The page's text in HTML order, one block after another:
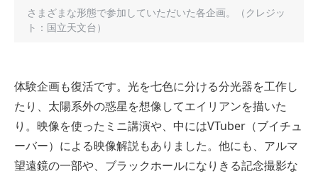
さまざまな形態で参加していただいた各企画。（クレジッ
ト：国立天文台）
体験企画も復活です。光を七色に分ける分光器を工作し
たり、太陽系外の惑星を想像してエイリアンを描いた
り。映像を使ったミニ講演や、中にはVTuber（ブイチュ
ーバー）による映像解説もありました。他にも、アルマ
望遠鏡の一部や、ブラックホールになりきる記念撮影な